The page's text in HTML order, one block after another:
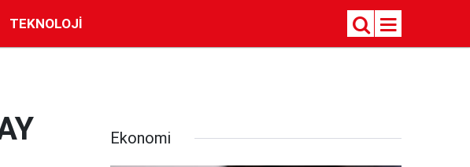
TEKNOLOJI
Ekonomi